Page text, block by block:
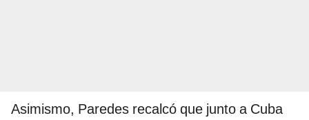
Asimismo, Paredes recalcó que junto a Cuba